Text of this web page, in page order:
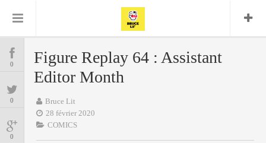
COMICS
MANGAS
BD
0
0
0
Figure Replay 64 : Assistant
Editor Month
Bruce Lit
28 février 2020
COMICS
Comics
Daredevil Dark Horse
Delcourt Eddy Vanleffe
Edwige
Encyclopegeek Figure
Replay
Glénat Graphic Novel
Independants JB Vu Van
Nguyen